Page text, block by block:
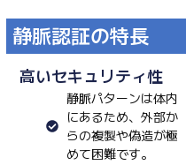
静脈認証の特長
高いセキュリティ性
静脈パターンは体内
にあるため、外部か
らの複製や偽造が極
めて困難です。